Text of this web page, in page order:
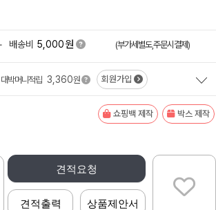
배송비 5,000원 (부가세별도,주문시결제)
대박머니적립 3,360원 회원가입
쇼핑백 제작 박스 제작
견적요청
견적출력 상품제안서